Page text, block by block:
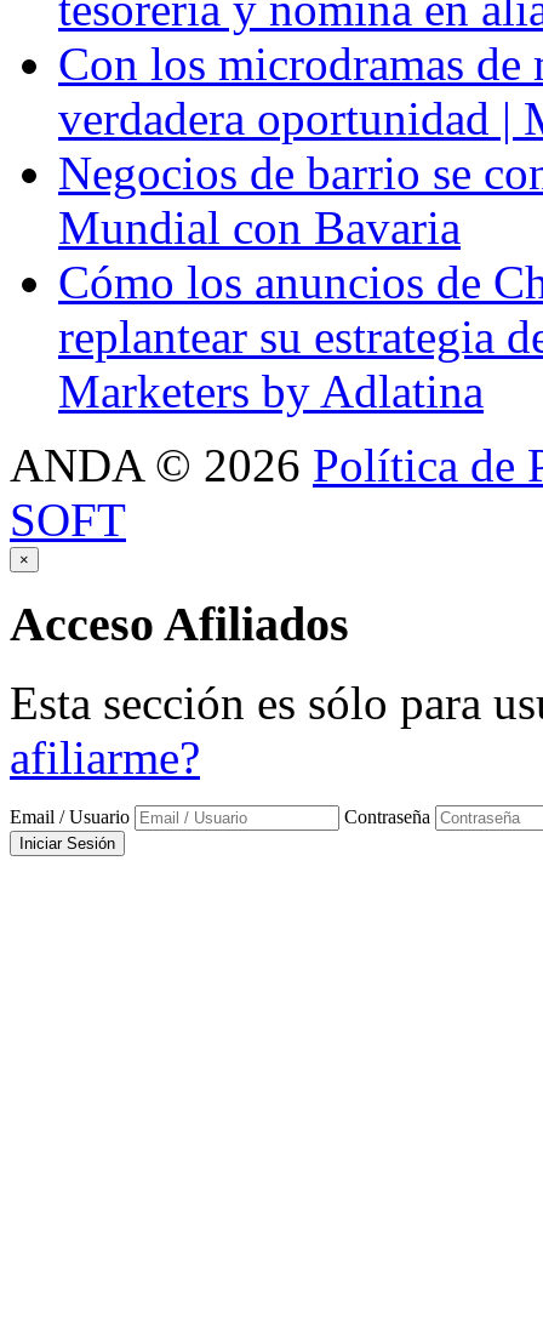
Con los microdramas de
verdadera oportunidad |
Negocios de barrio se
Mundial con Bavaria
Cómo los anuncios de
replantear su estrategia
Marketers by Adlatina
ANDA © 2026 Política de
SOFT
×
Acceso Afiliados
Esta sección es sólo para
afiliarme?
Email / Usuario Contraseña
Iniciar Sesión